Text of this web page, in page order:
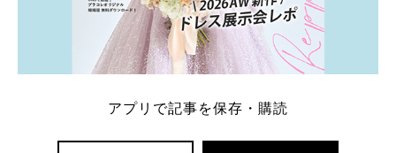
アプリで記事を保存・購読